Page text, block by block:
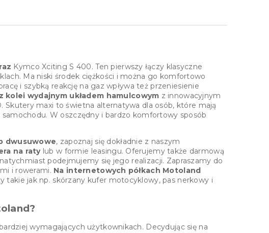
Kymco Xciting S 400. Ten pierwszy łączy klasyczne
Ma niski środek ciężkości i można go komfortowo
i szybką reakcję na gaz wpływa też przeniesienie
wydajnym układem hamulcowym z innowacyjnym
maxi to świetna alternatywa dla osób, które mają
W oszczędny i bardzo komfortowy sposób
dwusuwowe, zapoznaj się dokładnie z naszym
na ratylub w formie leasingu. Oferujemy także darmową
podejmujemy się jego realizacji. Zapraszamy do
i rowerami. Na internetowych półkach Motoland
takie jak np. skórzany kufer motocyklowy, pas nerkowy i
wymagających użytkownikach. Decydując się na